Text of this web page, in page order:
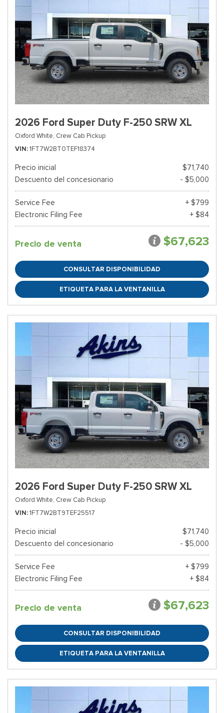
2026 Ford Super Duty F-250 SRW XL
Oxford White, Crew Cab Pickup
VIN 1FT7W2BT0TEF18374
Precio inicial
$71,740
Descuento del concesionario
- $5,000
Service Fee
+ $799
Electronic Filing Fee
+ $84
Precio de venta $67,623
CONSULTAR DISPONIBILIDAD
ETIQUETA PARA LA VENTANILLA
2026 Ford Super Duty F-250 SRW XL
Oxford White, Crew Cab Pickup
VIN 1FT7W2BT9TEF25517
Precio inicial
$71,740
Descuento del concesionario
- $5,000
Service Fee
+ $799
Electronic Filing Fee
+ $84
Precio de venta $67,623
CONSULTAR DISPONIBILIDAD
ETIQUETA PARA LA VENTANILLA